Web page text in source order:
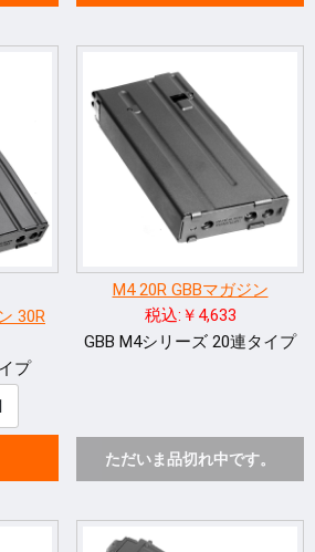
30R
プ
M4 20R GBBマガジン
税込:￥4,633
GBB M4シリーズ 20連タイプ
ただいま品切れ中です。